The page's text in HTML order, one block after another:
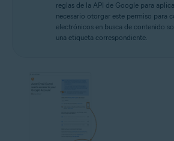
reglas de la API de Google para
necesario otorgar este permiso para
electrónicos en busca de contenido
una etiqueta correspondiente.